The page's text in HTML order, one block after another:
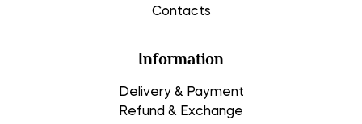
Contacts
Information
Delivery & Payment
Refund & Exchange